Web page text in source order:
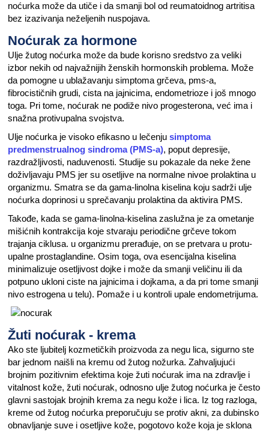
noćurka može da utiče i da smanji bol od reumatoidnog artritisa
bez izazivanja neželjenih nuspojava.
Noćurak za hormone
Ulje žutog noćurka može da bude korisno sredstvo za veliki
izbor nekih od najvažnijih ženskih hormonskih problema. Može
da pomogne u ublažavanju simptoma grčeva, pms-a,
fibrocističnih grudi, cista na jajnicima, endometrioze i još mnogo
toga. Pri tome, noćurak ne podiže nivo progesterona, već ima i
snažna protivupalna svojstva.
Ulje noćurka je visoko efikasno u lečenjusimptoma
predmenstrualnog sindroma (PMS-a), poput depresije,
razdražljivosti, naduvenosti. Studije su pokazale da neke žene
doživljavaju PMS jer su osetljive na normalne nivoe prolaktina u
organizmu. Smatra se da gama-linolna kiselina koju sadrži ulje
noćurka doprinosi u sprečavanju prolaktina da aktivira PMS.
Takođe, kada se gama-linolna-kiselina zaslužna je za ometanje
mišićnih kontrakcija koje stvaraju periodične grčeve tokom
trajanja ciklusa. u organizmu prerađuje, on se pretvara u protu-
upalne prostaglandine. Osim toga, ova esencijalna kiselina
minimalizuje osetljivost dojke i može da smanji veličinu ili da
potpuno ukloni ciste na jajnicima i dojkama, a da pri tome smanji
nivo estrogena u telu). Pomaže i u kontroli upale endometrijuma.
Žuti noćurak - krema
Ako ste ljubitelj kozmetičkih proizvoda za negu lica, sigurno ste
bar jednom naišli na kremu od žutog nožurka. Zahvaljujući
brojnim pozitivnim efektima koje žuti noćurak ima na zdravlje i
vitalnost kože, žuti noćurak, odnosno ulje žutog noćurka je često
glavni sastojak brojnih krema za negu kože i lica. Iz tog razloga,
kreme od žutog noćurka preporučuju se protiv akni, za dubinsko
obnavljanje suve i osetljive kože, pogotovo kože koja je sklona